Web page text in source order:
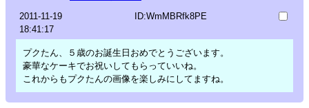
2011-11-19
18:41:17
ID:WmMBRfk8PE
プクたん、５歳のお誕生日おめでとうございます。
豪華なケーキでお祝いしてもらっていいね。
これからもプクたんの画像を楽しみにしてますね。